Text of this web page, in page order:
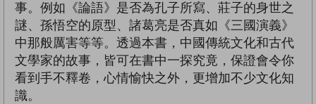
事。例如《論語》是否為孔子所寫、莊子的身世之
謎、孫悟空的原型、諸葛亮是否真如《三國演義》
中那般厲害等等。透過本書，中國傳統文化和古代
文學家的故事，皆可在書中一探究竟，保證會令你
看到手不釋卷，心情愉快之外，更增加不少文化知
識。